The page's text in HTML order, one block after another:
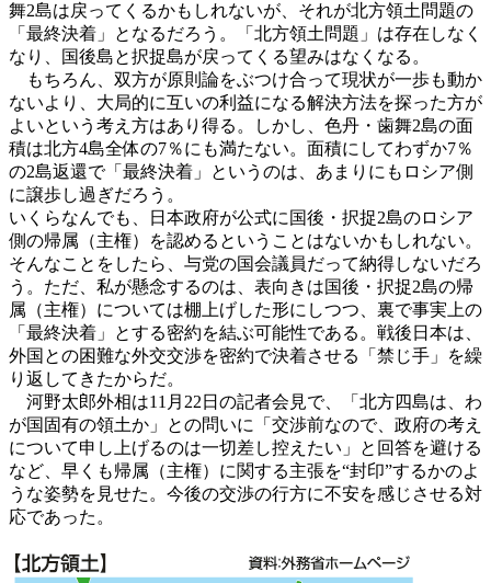
舞2島は戻ってくるかもしれないが、それが北方領土問題の
「最終決着」となるだろう。「北方領土問題」は存在しなく
なり、国後島と択捉島が戻ってくる望みはなくなる。
もちろん、双方が原則論をぶつけ合って現状が一歩も動か
ないより、大局的に互いの利益になる解決方法を探った方が
よいという考え方はあり得る。しかし、色丹・歯舞2島の面
積は北方4島全体の7％にも満たない。面積にしてわずか7％
の2島返還で「最終決着」というのは、あまりにもロシア側
に譲歩し過ぎだろう。
いくらなんでも、日本政府が公式に国後・択捉2島のロシア
側の帰属（主権）を認めるということはないかもしれない。
そんなことをしたら、与党の国会議員だって納得しないだろ
う。ただ、私が懸念するのは、表向きは国後・択捉2島の帰
属（主権）については棚上げした形にしつつ、裏で事実上の
「最終決着」とする密約を結ぶ可能性である。戦後日本は、
外国との困難な外交交渉を密約で決着させる「禁じ手」を繰
り返してきたからだ。
河野太郎外相は11月22日の記者会見で、「北方四島は、わ
が国固有の領土か」との問いに「交渉前なので、政府の考え
について申し上げるのは一切差し控えたい」と回答を避ける
など、早くも帰属（主権）に関する主張を“封印”するかのよ
うな姿勢を見せた。今後の交渉の行方に不安を感じさせる対
応であった。